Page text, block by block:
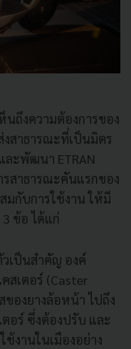
นถึงความต้องการของ
สาธารณะที่เป็นมิตร
ะพัฒนา ETRAN
รสาธารณะคันแรกของ
มกับการใช้งาน ให้มี
ข้อ ได้แก่
เป็นสำคัญ องค์
สเตอร์ (Caster
องยางล้อหน้า ไปถึง
อร์ ซึ่งต้องปรับ และ
งานในเมืองอย่าง